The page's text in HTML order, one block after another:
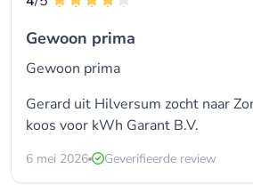
Gewoon prima
Gewoon prima
Gerard uit Hilversum zocht naar
koos voor kWh Garant B.V.
6 mei 2026 Geverifieerde review